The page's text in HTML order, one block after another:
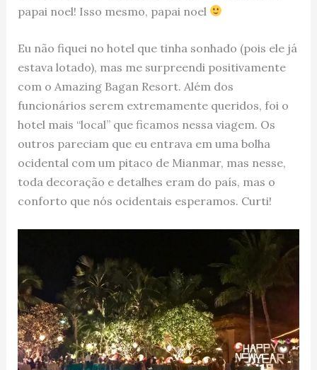
papai noel! Isso mesmo, papai noel
Eu não fiquei no hotel que tinha sonhado (pois ele já
estava lotado), mas me surpreendi positivamente
com o Amazing Bagan Resort. Além dos
funcionários serem extremamente queridos, foi o
hotel mais “local” que ficamos nessa viagem. Os
outros pareciam que eu entrava em uma bolha
ocidental com um pitaco de Mianmar, mas nesse,
toda decoração e detalhes eram do país, mas o
conforto que nós ocidentais esperamos. Curti!